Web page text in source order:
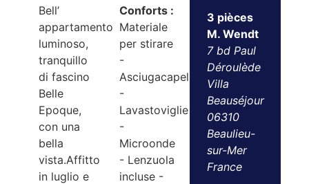
Bell’
appartamento
luminoso,
tranquillo
di fascino
Belle
Epoque,
con una
bella
vista.Affitto
in luglio e
Conforts :
Materiale
per stirare
-
Asciugacapelli
-
Lavastoviglie
-
Microonde
- Lenzuola
incluse -
3 pièces
M. Wendt
7 bd Paul
Déroulède
Villa
Beauséjour
06310
Beaulieu-
sur-Mer
France